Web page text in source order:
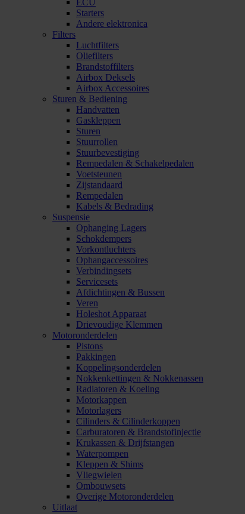
ECU
Starters
Andere elektronica
Filters
Luchtfilters
Oliefilters
Brandstoffilters
Airbox Deksels
Airbox Accessoires
Sturen & Bediening
Handvatten
Gaskleppen
Sturen
Stuurrollen
Stuurbevestiging
Rempedalen & Schakelpedalen
Voetsteunen
Zijstandaard
Rempedalen
Kabels & Bedrading
Suspensie
Ophanging Lagers
Schokdempers
Vorkontluchters
Ophangaccessoires
Verbindingsets
Servicesets
Afdichtingen & Bussen
Veren
Holeshot Apparaat
Drievoudige Klemmen
Motoronderdelen
Pistons
Pakkingen
Koppelingsonderdelen
Nokkenkettingen & Nokkenassen
Radiatoren & Koeling
Motorkappen
Motorlagers
Cilinders & Cilinderkoppen
Carburatoren & Brandstofinjectie
Krukassen & Drijfstangen
Waterpompen
Kleppen & Shims
Vliegwielen
Ombouwsets
Overige Motoronderdelen
Uitlaat